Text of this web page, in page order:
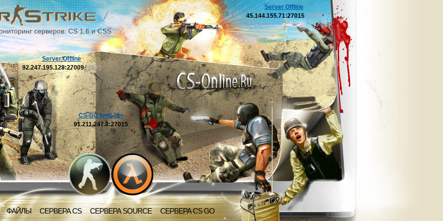
серверов: CS 1.6 и CSS
ФАЙЛЫ СЕРВЕРА CS СЕРВЕРА SOURCE СЕРВЕРА CS GO
Server Offline
92.247.195.128:27009[OFF]
CS-GO mod 21+
91.211.247.8:27015
Server Offline
45.144.155.71:27015 [OFF]